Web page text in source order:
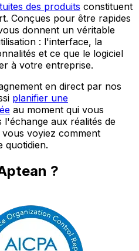
des produits constituent
Conçues pour être rapides
donnent un véritable
: l'interface, la
et ce que le logiciel
à votre entreprise.
en direct par nos
planifier une
au moment qui vous
aux réalités de
voyiez comment
quotidien.
?